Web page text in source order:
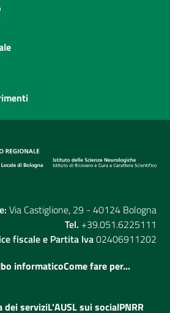
Via Castiglione, 29 - 40124 Bologna
Tel. +39.051.6225111
fiscale e Partita Iva02406911202
informaticoCome fare per...
dei serviziL'AUSL sui socialPNRR